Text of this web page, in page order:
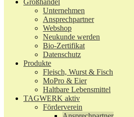
Großhandel
Unternehmen
Ansprechpartner
Webshop
Neukunde werden
Bio-Zertifikat
Datenschutz
Produkte
Fleisch, Wurst & Fisch
MoPro & Eier
Haltbare Lebensmittel
TAGWERK aktiv
Förderverein